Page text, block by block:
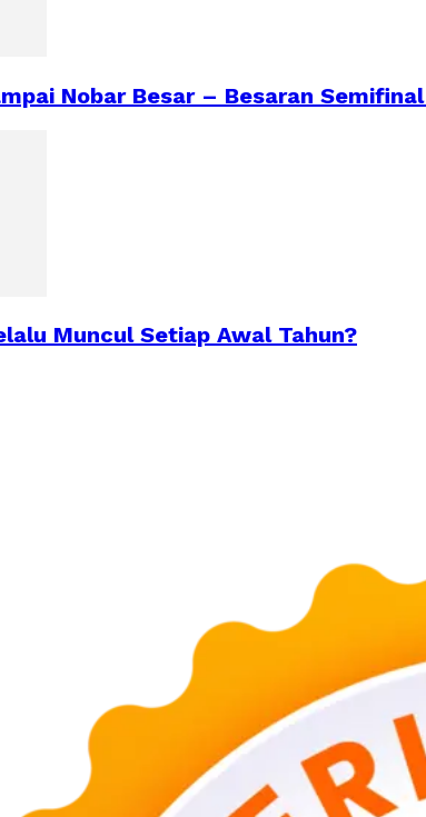
Nobar Besar – Besaran
Muncul Setiap Awal Tahun?